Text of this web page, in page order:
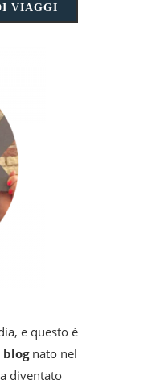
VIAGGI
e questo è
nato nel
diventato